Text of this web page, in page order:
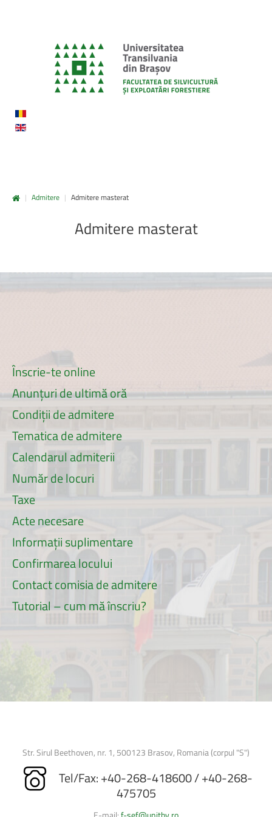
| Admitere | Admitere masterat
Admitere masterat
Înscrie-te online
Anunțuri de ultimă oră
Condiții de admitere
Tematica de admitere
Calendarul admiterii
Număr de locuri
Taxe
Acte necesare
Informații suplimentare
Confirmarea locului
Contact comisia de admitere
Tutorial – cum mă înscriu?
Str. Sirul Beethoven, nr. 1, 500123 Brasov, Romania (corpul "S")
Tel/Fax: +40-268-418600 / +40-268-
475705